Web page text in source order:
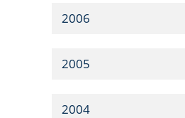
2006
2005
2004